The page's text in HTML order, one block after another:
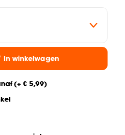
In winkelwagen
(+ € 5,99)